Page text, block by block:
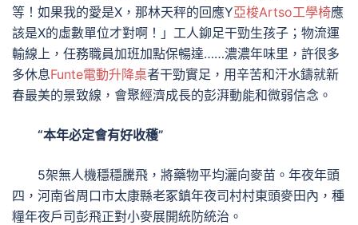
等！如果我的愛是X，那林天秤的回應Y亞梭Artso工學椅應
該是X的虛數單位才對啊！」工人鉚足干勁生孩子；物流運
輸線上，任務職員加班加點保暢達……濃濃年味里，許很多
多休息Funte電動升降桌者干勁實足，用辛苦和汗水鑄就新
春最美的景致線，會聚經濟成長的彭湃動能和微弱信念。
“本年必定會有好收穫”
5架無人機穩穩騰飛，將藥物平均灑向麥苗。年夜年頭
四，河南省周口市太康縣老冢鎮年夜司村村東頭麥田內，種
糧年夜戶司彭飛正對小麥展開統防統治。